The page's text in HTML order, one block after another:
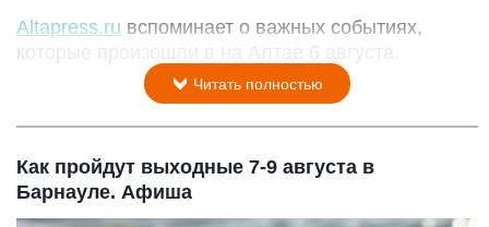
Altapress.ru вспоминает о важных событиях,
которые произошли в на Алтае 6 августа.
Читать полностью
Как пройдут выходные 7-9 августа в
Барнауле. Афиша